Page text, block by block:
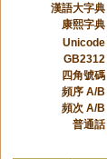
漢語大字典
康熙字典
Unicode
GB2312
四角號碼
頻序 A/B
頻次 A/B
普通話